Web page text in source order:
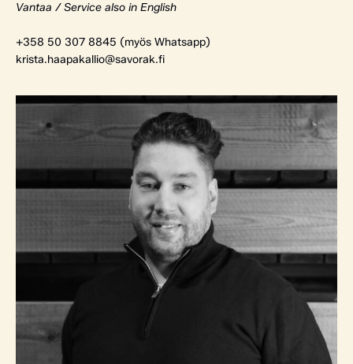
Vantaa / Service also in English
+358 50 307 8845 (myös Whatsapp)
krista.haapakallio@savorak.fi